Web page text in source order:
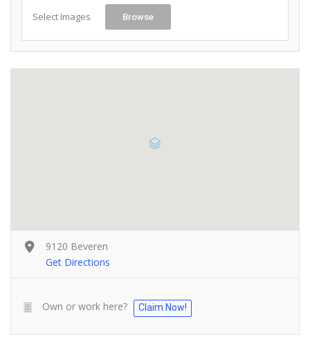
Select Images Browse
9120 Beveren
Get Directions
Own or work here? Claim Now!